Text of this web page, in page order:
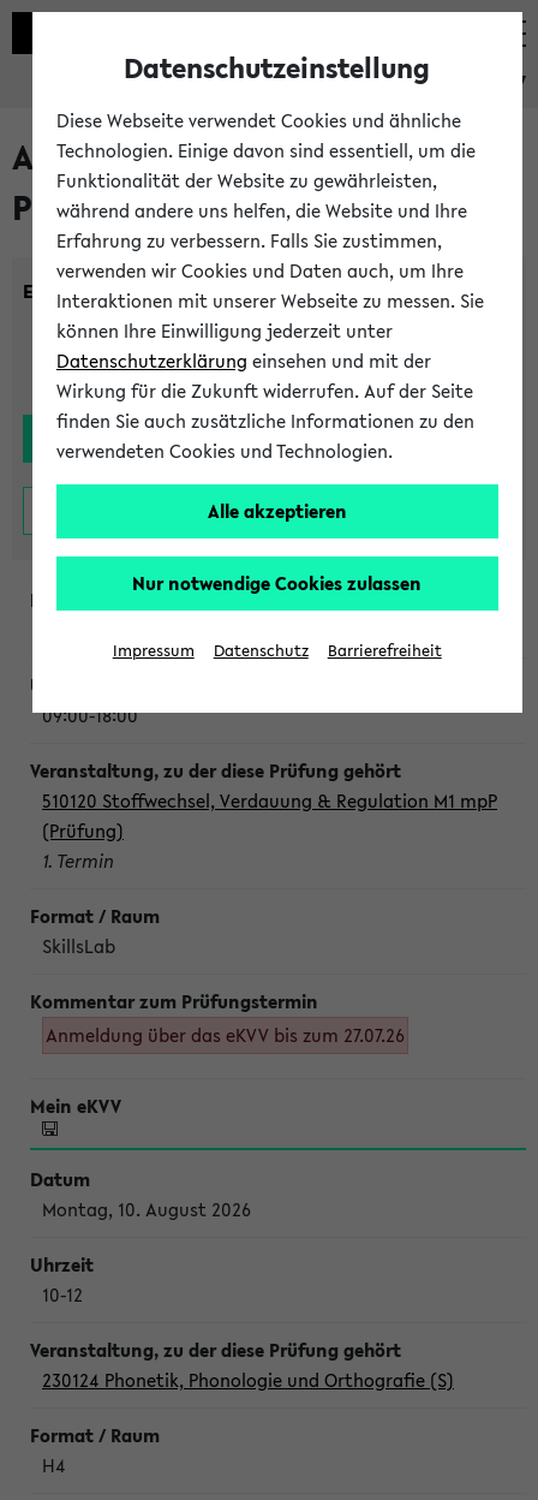
eKVV
Alle noch stattfindenden
Prüfungen
Einrichtung:
09:00-18:00
510120 Stoffwechsel, Verdauung & Regulation M1 mpP
(Prüfung)
1. Termin
SkillsLab
Anmeldung über das eKVV bis zum 27.07.26
Montag, 10. August 2026
10-12
230124 Phonetik, Phonologie und Orthografie (S)
H4
Datenschutzeinstellung
Diese Webseite verwendet Cookies und ähnliche
Technologien. Einige davon sind essentiell, um die
Funktionalität der Website zu gewährleisten,
während andere uns helfen, die Website und Ihre
Erfahrung zu verbessern. Falls Sie zustimmen,
verwenden wir Cookies und Daten auch, um Ihre
Interaktionen mit unserer Webseite zu messen. Sie
können Ihre Einwilligung jederzeit unter
Datenschutzerklärung einsehen und mit der
Wirkung für die Zukunft widerrufen. Auf der Seite
finden Sie auch zusätzliche Informationen zu den
verwendeten Cookies und Technologien.
Alle akzeptieren
Nur notwendige Cookies zulassen
Impressum Datenschutz Barrierefreiheit